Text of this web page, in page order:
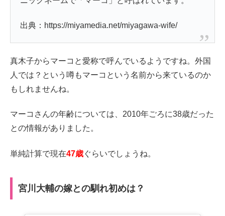
出典：https://miyamedia.net/miyagawa-wife/
真木子からマーコと愛称で呼んでいるようですね。外国
人では？という噂もマーコという名前から来ているのか
もしれませんね。
マーコさんの年齢については、2010年ごろに38歳だった
との情報がありました。
単純計算で現在47歳ぐらいでしょうね。
宮川大輔の嫁との馴れ初めは？